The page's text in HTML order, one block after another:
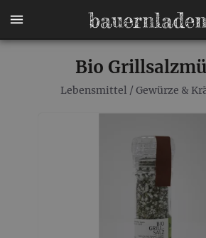
Bio
Lebensmittel / Gewürze &